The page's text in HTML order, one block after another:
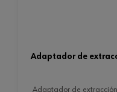
adaptador de
adaptador de